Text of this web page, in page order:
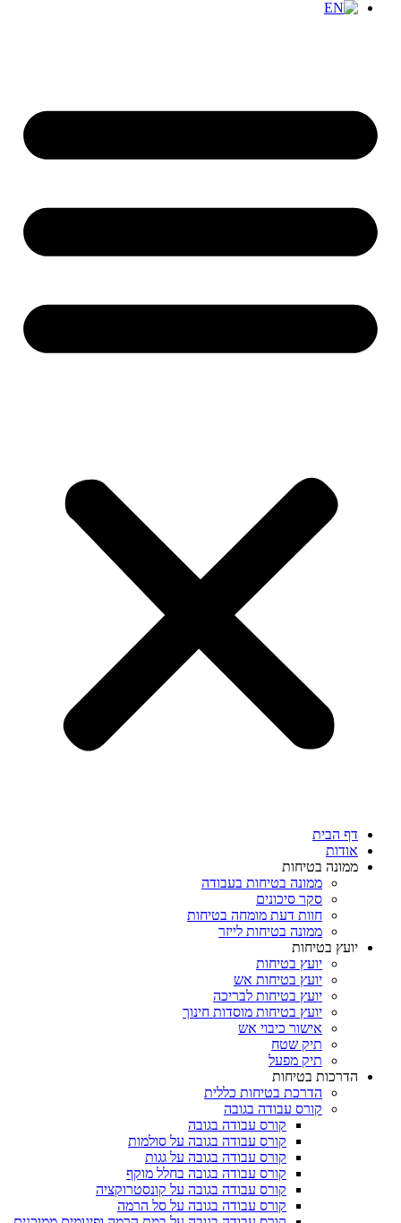
דף הבית
אודות
ממונה בטיחות
ממונה בטיחות בעבודה
סקר סיכונים
חוות דעת מומחה בטיחות
ממונה בטיחות לייזר
יועץ בטיחות
יועץ בטיחות
יועץ בטיחות אש
יועץ בטיחות לבריכה
יועץ בטיחות מוסדות חינוך
אישור כיבוי אש
תיק שטח
תיק מפעל
הדרכות בטיחות
הדרכת בטיחות כללית
קורס עבודה בגובה
קורס עבודה בגובה
קורס עבודה בגובה על סולמות
קורס עבודה בגובה על גגות
קורס עבודה בגובה בחלל מוקף
קורס עבודה בגובה על קונסטרוקציה
קורס עבודה בגובה על סל הרמה